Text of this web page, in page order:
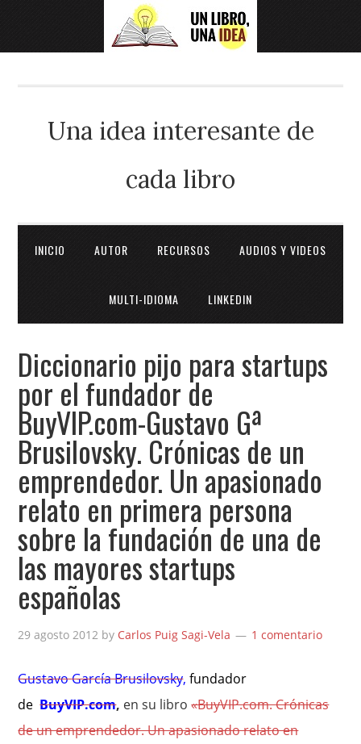
Una idea interesante de
cada libro
INICIO AUTOR RECURSOS AUDIOS Y VIDEOS
MULTI-IDIOMA LINKEDIN
Diccionario pijo para startups
por el fundador de
BuyVIP.com-Gustavo Gª
Brusilovsky. Crónicas de un
emprendedor. Un apasionado
relato en primera persona
sobre la fundación de una de
las mayores startups
españolas
29 agosto 2012 by Carlos Puig Sagi-Vela 1 comentario
Gustavo García Brusilovsky,fundador
de BuyVIP.com, en su libro«BuyVIP.com. Crónicas
de un emprendedor. Un apasionado relato en